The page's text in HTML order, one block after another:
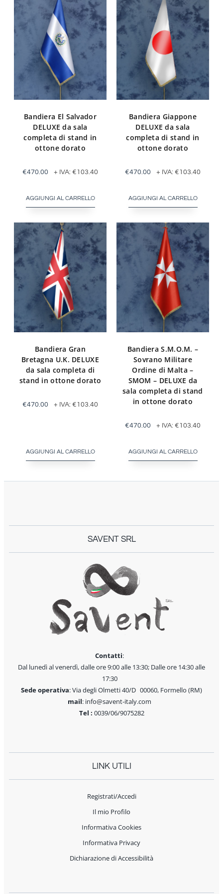
Bandiera El Salvador
DELUXE da sala
completa di stand in
ottone dorato
€470.00 + IVA: € 103.40
AGGIUNGI AL CARRELLO
Bandiera Giappone
DELUXE da sala
completa di stand in
ottone dorato
€470.00 + IVA: € 103.40
AGGIUNGI AL CARRELLO
Bandiera Gran
Bretagna U.K. DELUXE
da sala completa di
stand in ottone dorato
€470.00 + IVA: € 103.40
AGGIUNGI AL CARRELLO
Bandiera S.M.O.M. –
Sovrano Militare
Ordine di Malta –
SMOM – DELUXE da
sala completa di stand
in ottone dorato
€470.00 + IVA: € 103.40
AGGIUNGI AL CARRELLO
SAVENT SRL
Contatti:
Dal lunedì al venerdì, dalle ore 9:00 alle 13:30; Dalle ore 14:30 alle
17:30
Sede operativa: Via degli Olmetti 40/D 00060, Formello (RM)
mail: info@savent-italy.com
Tel : 0039/06/9075282
LINK UTILI
Registrati/Accedi
Il mio Profilo
Informativa Cookies
Informativa Privacy
Dichiarazione di Accessibilità